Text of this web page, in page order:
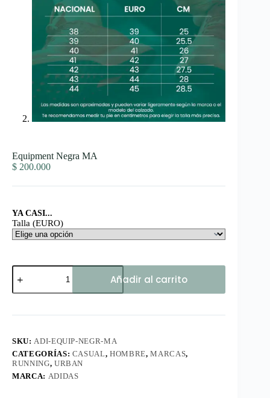
Equipment Negra MA
$ 200.000
YA CASI...
Talla (EURO)
Equipment
Negra
MA
Añadir al carrito
SKU:ADI-EQUIP-NEGR-MA
CATEGORÍAS: CASUAL,HOMBRE,MARCAS,
RUNNING, URBAN
MARCA: ADIDAS